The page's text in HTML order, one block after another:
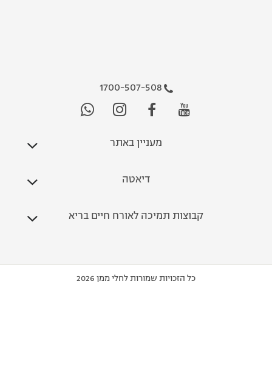
1700-507-508
מעניין באתר
דיאטה
קבוצות תמיכה לאורח חיים בריא
כל הזכויות שמורות לחלי ממן 2026